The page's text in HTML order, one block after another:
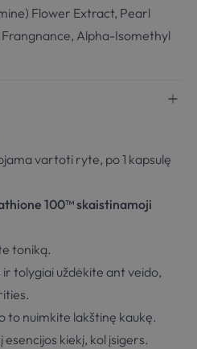
Flower Extract, Pearl
Alpha-Isomethyl
vartoti ryte, po 1 kapsulę
100™ skaistinamoji
toniką.
tolygiai uždėkite ant veido,
to nuimkite lakštinę kaukę.
kiekį, kol įsigers.